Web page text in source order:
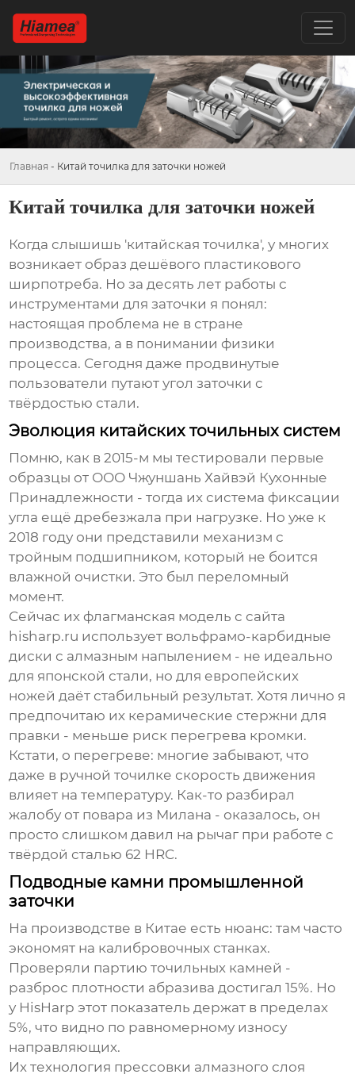
Главная - Китай точилка для заточки ножей
Китай точилка для заточки ножей
Когда слышишь 'китайская точилка', у многих
возникает образ дешёвого пластикового
ширпотреба. Но за десять лет работы с
инструментами для заточки я понял:
настоящая проблема не в стране
производства, а в понимании физики
процесса. Сегодня даже продвинутые
пользователи путают угол заточки с
твёрдостью стали.
Эволюция китайских точильных систем
Помню, как в 2015-м мы тестировали первые
образцы от ООО Чжуншань Хайвэй Кухонные
Принадлежности - тогда их система фиксации
угла ещё дребезжала при нагрузке. Но уже к
2018 году они представили механизм с
тройным подшипником, который не боится
влажной очистки. Это был переломный
момент.
Сейчас их флагманская модель с сайта
hisharp.ru использует вольфрамо-карбидные
диски с алмазным напылением - не идеально
для японской стали, но для европейских
ножей даёт стабильный результат. Хотя лично я
предпочитаю их керамические стержни для
правки - меньше риск перегрева кромки.
Кстати, о перегреве: многие забывают, что
даже в ручной точилке скорость движения
влияет на температуру. Как-то разбирал
жалобу от повара из Милана - оказалось, он
просто слишком давил на рычаг при работе с
твёрдой сталью 62 HRC.
Подводные камни промышленной
заточки
На производстве в Китае есть нюанс: там часто
экономят на калибровочных станках.
Проверяли партию точильных камней -
разброс плотности абразива достигал 15%. Но
у HisHarp этот показатель держат в пределах
5%, что видно по равномерному износу
направляющих.
Их технология прессовки алмазного слоя